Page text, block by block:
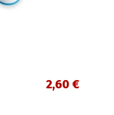
2,60 €